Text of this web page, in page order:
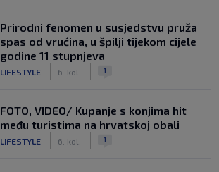
Prirodni fenomen u susjedstvu pruža
spas od vrućina, u špilji tijekom cijele
godine 11 stupnjeva
LIFESTYLE 6. kol. 1
FOTO, VIDEO/ Kupanje s konjima hit
među turistima na hrvatskoj obali
LIFESTYLE 6. kol. 1